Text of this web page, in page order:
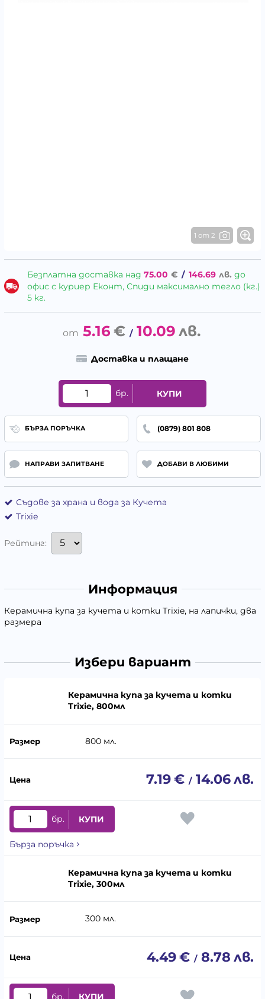
1 от 2
Безплатна доставка над 75.00 € / 146.69 лв. до
офис с куриер Еконт, Спиди максимално тегло (кг.)
5 кг.
5.16 € / 10.09 лв.
Доставка и плащане
бр. КУПИ
БЪРЗА ПОРЪЧКА (0879) 801 808
НАПРАВИ ЗАПИТВАНЕ ДОБАВИ В ЛЮБИМИ
Съдове за храна и вода за Кучета
Trixie
Рейтинг:
Информация
Керамична купа за кучета и котки Trixie, на лапички, два
размера
Избери вариант
Керамична купа за кучета и котки
Trixie, 800мл
800 мл.
7.19€ / 14.06лв.
бр. КУПИ
Бърза поръчка
Керамична купа за кучета и котки
Trixie, 300мл
300 мл.
4.49€ / 8.78 лв.
бр.